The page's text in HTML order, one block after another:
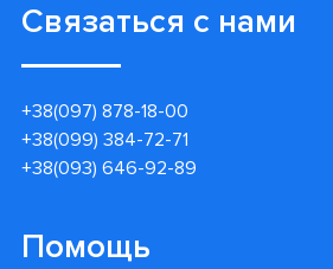
Связаться с нами
+38(097) 878-18-00
+38(099) 384-72-71
+38(093) 646-92-89
Помощь